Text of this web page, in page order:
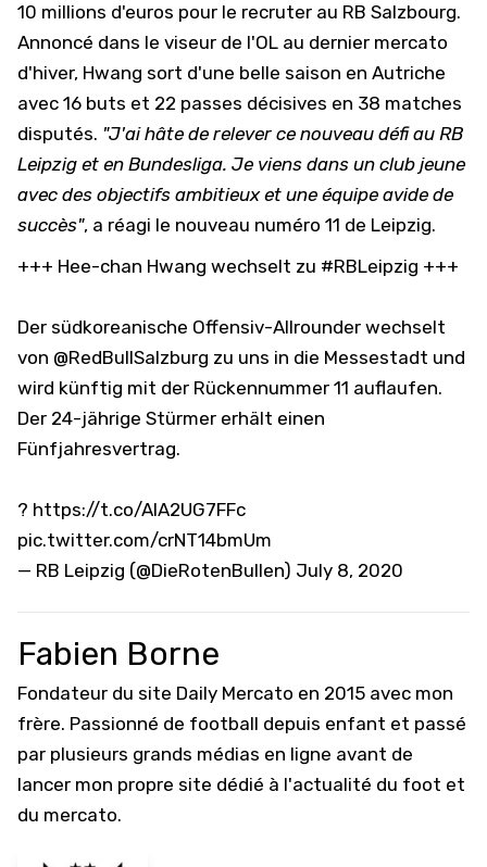
10 millions d'euros pour le recruter au RB Salzbourg.
Annoncé dans le viseur de l'OL au dernier mercato
d'hiver, Hwang sort d'une belle saison en Autriche
avec 16 buts et 22 passes décisives en 38 matches
disputés. "J'ai hâte de relever ce nouveau défi au RB
Leipzig et en Bundesliga. Je viens dans un club jeune
avec des objectifs ambitieux et une équipe avide de
succès", a réagi le nouveau numéro 11 de Leipzig.
+++ Hee-chan Hwang wechselt zu #RBLeipzig +++
Der südkoreanische Offensiv-Allrounder wechselt
von @RedBullSalzburg zu uns in die Messestadt und
wird künftig mit der Rückennummer 11 auflaufen.
Der 24-jährige Stürmer erhält einen
Fünfjahresvertrag.
? https://t.co/AIA2UG7FFc
pic.twitter.com/crNT14bmUm
— RB Leipzig (@DieRotenBullen) July 8, 2020
Fabien Borne
Fondateur du site Daily Mercato en 2015 avec mon
frère. Passionné de football depuis enfant et passé
par plusieurs grands médias en ligne avant de
lancer mon propre site dédié à l'actualité du foot et
du mercato.